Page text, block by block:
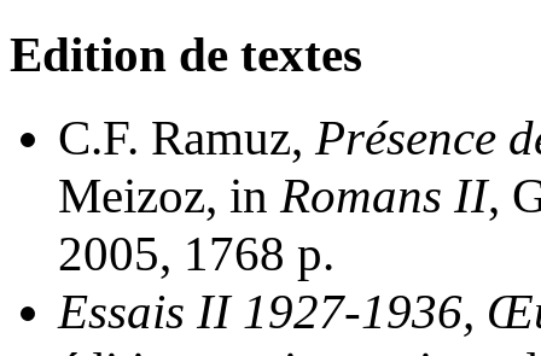
Edition de textes
C.F. Ramuz,Présence
Meizoz, inRomans II,
2005, 1768 p.
Essais II 1927-1936,